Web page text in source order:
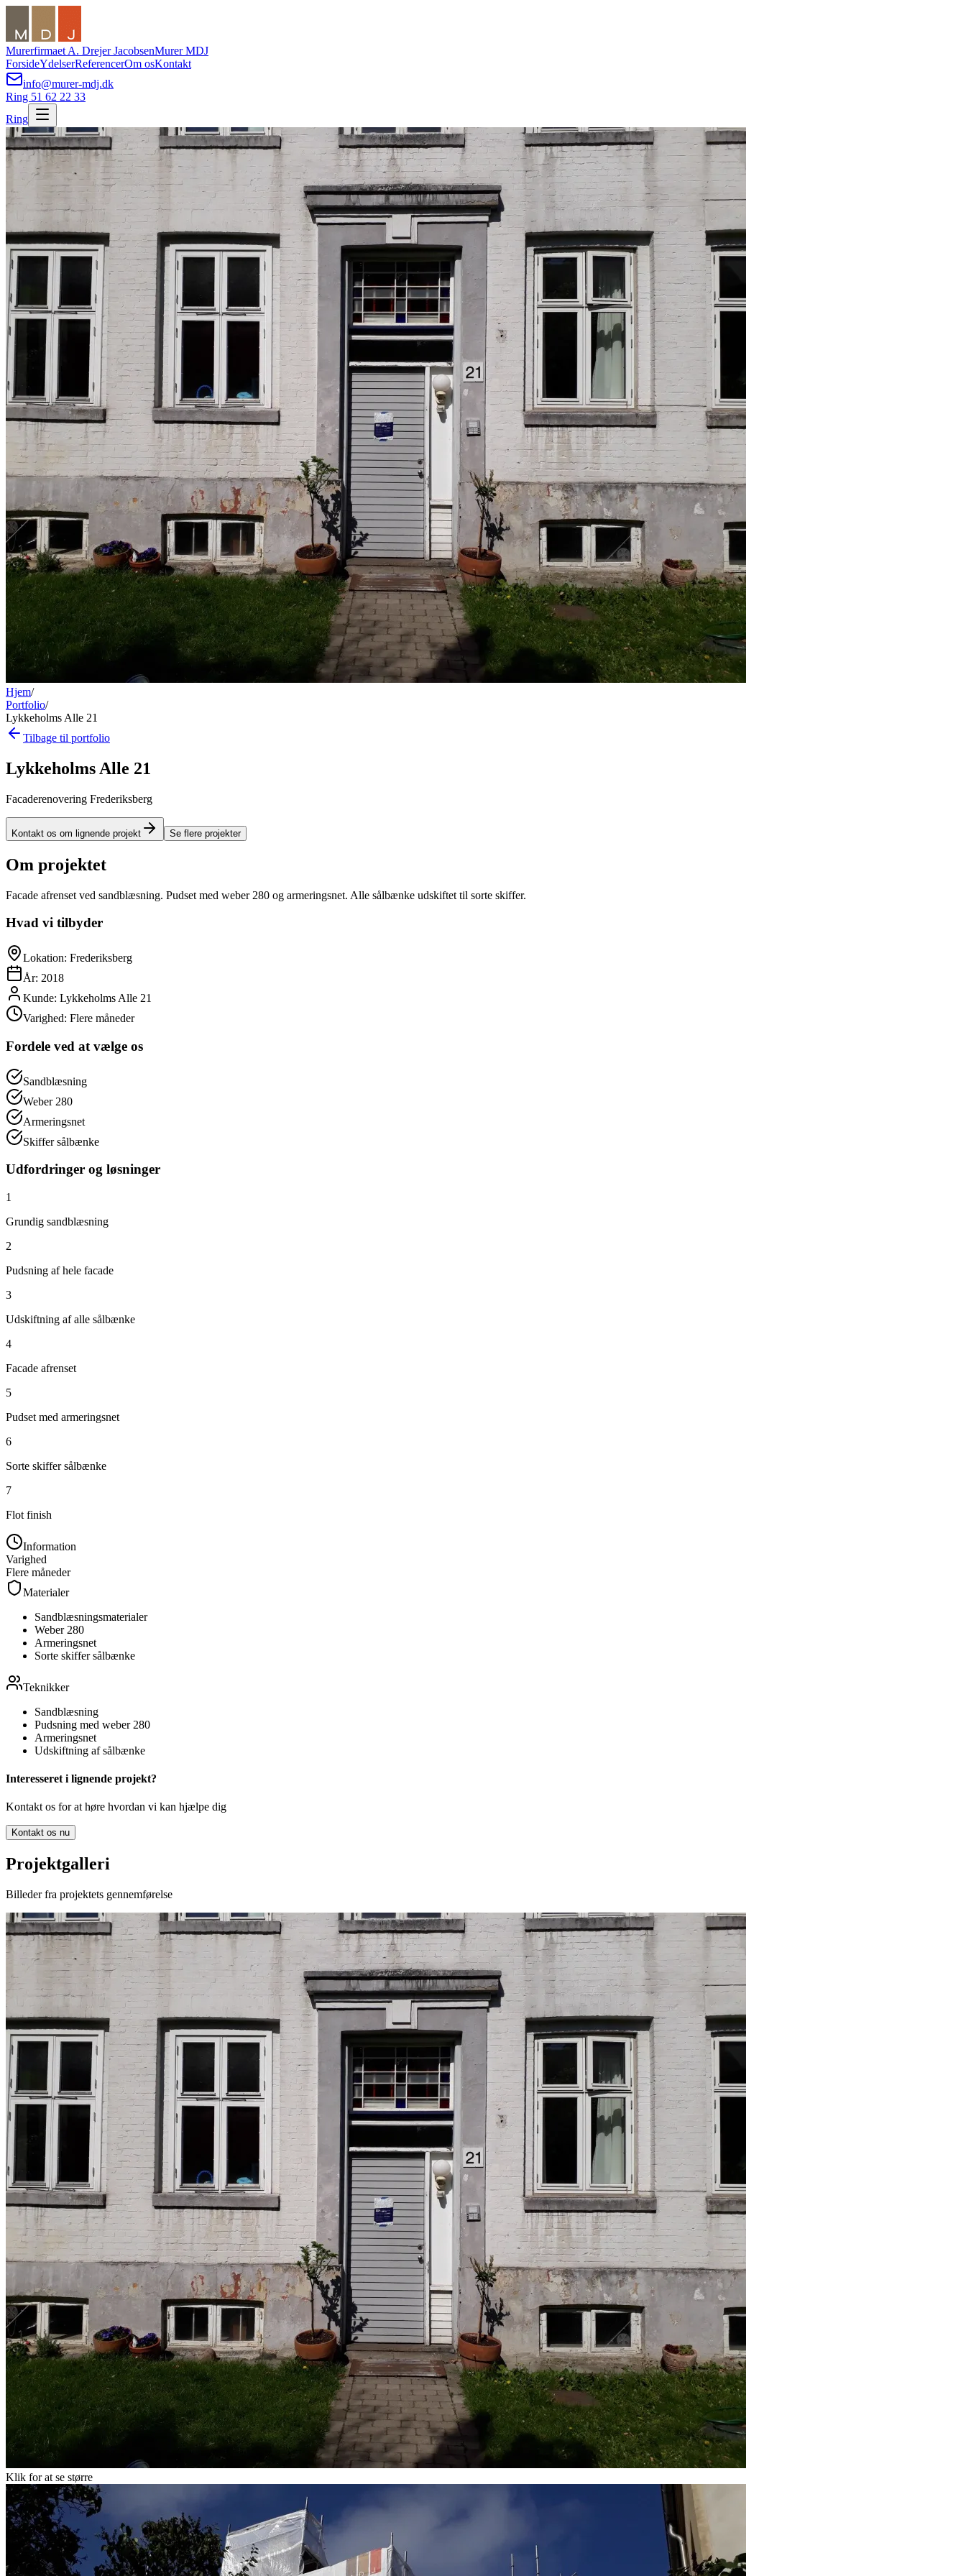
Murerfirmaet A. Drejer JacobsenMurer MDJ
ForsideYdelserReferencerOm osKontakt
info@murer-mdj.dk
Ring 51 62 22 33
Ring
Hjem/
Portfolio/
Lykkeholms Alle 21
Tilbage til portfolio
Lykkeholms Alle 21
Facaderenovering Frederiksberg
Kontakt os om lignende projekt Se flere projekter
Om projektet
Facade afrenset ved sandblæsning. Pudset med weber 280 og armeringsnet. Alle sålbænke udskiftet til sorte skiffer.
Hvad vi tilbyder
Lokation: Frederiksberg
År: 2018
Kunde: Lykkeholms Alle 21
Varighed: Flere måneder
Fordele ved at vælge os
Sandblæsning
Weber 280
Armeringsnet
Skiffer sålbænke
Udfordringer og løsninger
1
Grundig sandblæsning
2
Pudsning af hele facade
3
Udskiftning af alle sålbænke
4
Facade afrenset
5
Pudset med armeringsnet
6
Sorte skiffer sålbænke
7
Flot finish
Information
Varighed
Flere måneder
Materialer
Sandblæsningsmaterialer
Weber 280
Armeringsnet
Sorte skiffer sålbænke
Teknikker
Sandblæsning
Pudsning med weber 280
Armeringsnet
Udskiftning af sålbænke
Interesseret i lignende projekt?
Kontakt os for at høre hvordan vi kan hjælpe dig
Kontakt os nu
Projektgalleri
Billeder fra projektets gennemførelse
Klik for at se større